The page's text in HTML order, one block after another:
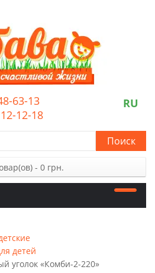
63-13
12-18
RU
Поиск
- 0 грн.
детей
уголок «Комби-2-220»